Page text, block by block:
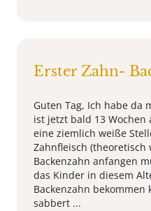
Erster Zahn-
Guten Tag, Ich habe da
ist jetzt bald 13 Wochen
eine ziemlich weiße
Zahnfleisch (theoretisch
Backenzahn anfangen
das Kinder in diesem
Backenzahn bekommen
sabbert ...